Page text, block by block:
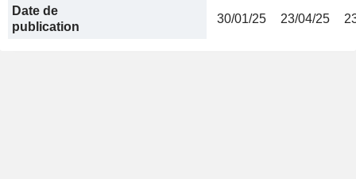
Date de
publication
30/01/25 23/04/25